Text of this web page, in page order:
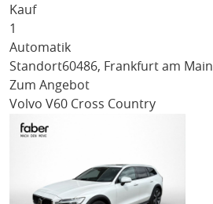
Kauf
1
Automatik
Standort60486, Frankfurt am Main
Zum Angebot
Volvo V60 Cross Country